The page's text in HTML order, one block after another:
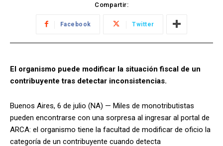
Compartir:
Facebook Twitter
El organismo puede modificar la situación fiscal de un
contribuyente tras detectar inconsistencias.
Buenos Aires, 6 de julio (NA) — Miles de monotributistas
pueden encontrarse con una sorpresa al ingresar al portal de
ARCA: el organismo tiene la facultad de modificar de oficio la
categoría de un contribuyente cuando detecta